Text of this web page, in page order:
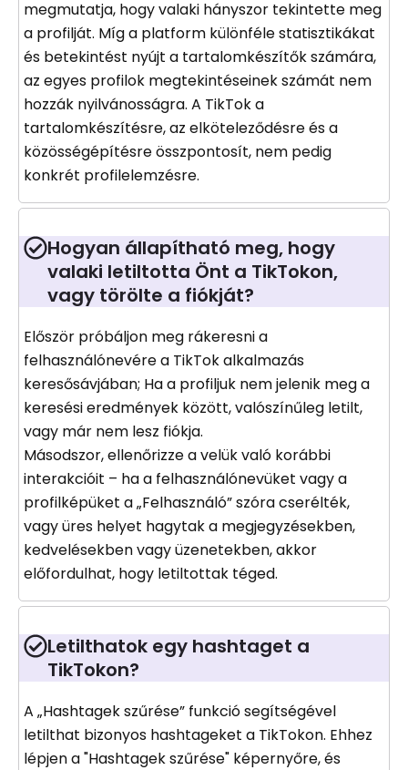
megmutatja, hogy valaki hányszor tekintette meg
a profilját. Míg a platform különféle statisztikákat
és betekintést nyújt a tartalomkészítők számára,
az egyes profilok megtekintéseinek számát nem
hozzák nyilvánosságra. A TikTok a
tartalomkészítésre, az elköteleződésre és a
közösségépítésre összpontosít, nem pedig
konkrét profilelemzésre.
Hogyan állapítható meg, hogy
valaki letiltotta Önt a TikTokon,
vagy törölte a fiókját?
Először próbáljon meg rákeresni a
felhasználónevére a TikTok alkalmazás
keresősávjában; Ha a profiljuk nem jelenik meg a
keresési eredmények között, valószínűleg letilt,
vagy már nem lesz fiókja.
Másodszor, ellenőrizze a velük való korábbi
interakcióit – ha a felhasználónevüket vagy a
profilképüket a „Felhasználó” szóra cserélték,
vagy üres helyet hagytak a megjegyzésekben,
kedvelésekben vagy üzenetekben, akkor
előfordulhat, hogy letiltottak téged.
Letilthatok egy hashtaget a
TikTokon?
A „Hashtagek szűrése” funkció segítségével
letilthat bizonyos hashtageket a TikTokon. Ehhez
lépjen a "Hashtagek szűrése" képernyőre, és